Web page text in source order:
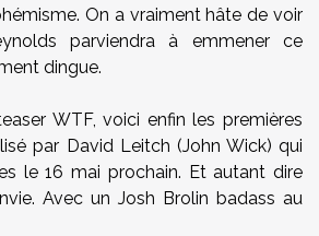
On a vraiment hâte de voir
parviendra à emmener ce
dingue.
WTF, voici enfin les premières
par David Leitch (John Wick) qui
le 16 mai prochain. Et autant dire
Avec un Josh Brolin badass au